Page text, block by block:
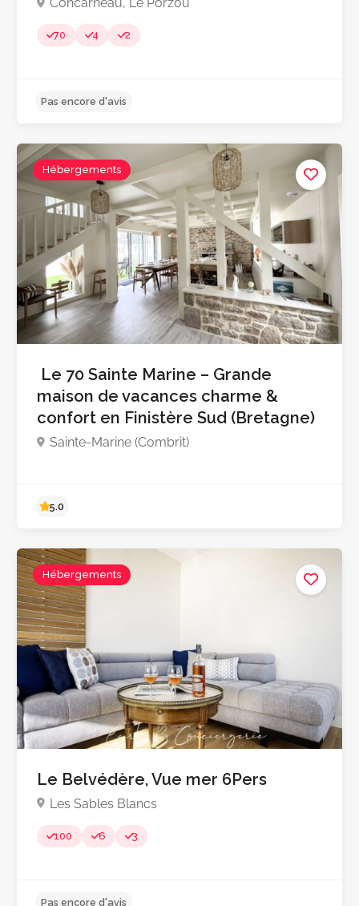
Concarneau, Le Porzou
70 4 2
Hébergements
Le 70 Sainte Marine – Grande
maison de vacances charme &
confort en Finistère Sud (Bretagne)
Sainte-Marine (Combrit)
5.0
Hébergements
Le Belvédère, Vue mer 6Pers
Les Sables Blancs
100 6 3